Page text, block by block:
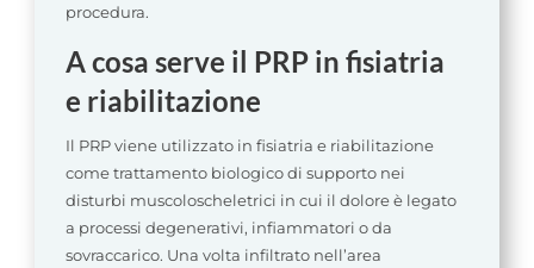
procedura.
A cosa serve il PRP in fisiatria
e riabilitazione
Il PRP viene utilizzato in fisiatria e riabilitazione
come trattamento biologico di supporto nei
disturbi muscoloscheletrici in cui il dolore è legato
a processi degenerativi, infiammatori o da
sovraccarico. Una volta infiltrato nell’area